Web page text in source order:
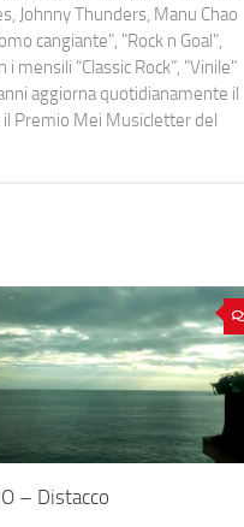
Johnny Thunders, Manu Chao
cangiante", "Rock n Goal",
mensili “Classic Rock”, "Vinile"
aggiorna quotidianamente il
Premio Mei Musicletter del
– Distacco